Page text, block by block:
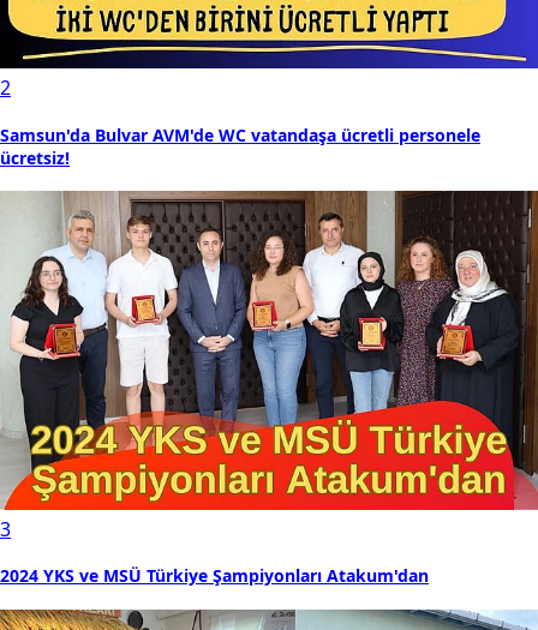
2
Samsun'da Bulvar AVM'de WC vatandaşa ücretli personele
ücretsiz!
3
2024 YKS ve MSÜ Türkiye Şampiyonları Atakum'dan